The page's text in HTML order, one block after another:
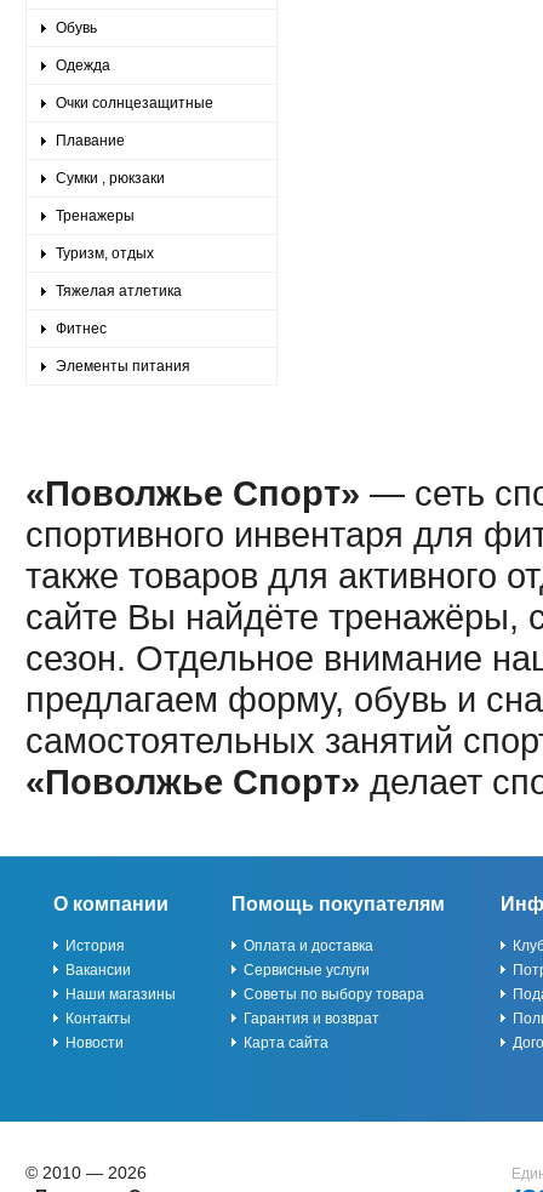
Обувь
Одежда
Очки солнцезащитные
Плавание
Сумки , рюкзаки
Тренажеры
Туризм, отдых
Тяжелая атлетика
Фитнес
Элементы питания
«Поволжье Спорт» — сеть
спортивного инвентаря для
также товаров для активного
сайте Вы найдёте тренажёры,
сезон. Отдельное внимание
предлагаем форму, обувь и
самостоятельных занятий
«Поволжье Спорт» делает
О компании
История
Вакансии
Наши магазины
Контакты
Новости
Помощь покупателям
Оплата и доставка
Сервисные услуги
Советы по выбору товара
Гарантия и возврат
Карта сайта
© 2010 — 2026